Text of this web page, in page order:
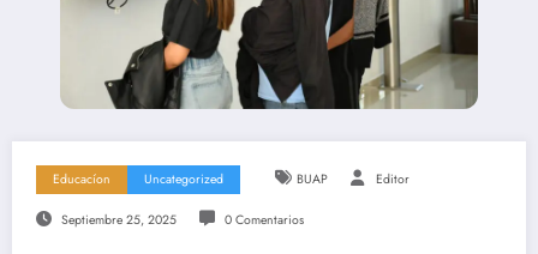
Educacíon Uncategorized BUAP Editor
Septiembre 25, 2025 0 Comentarios